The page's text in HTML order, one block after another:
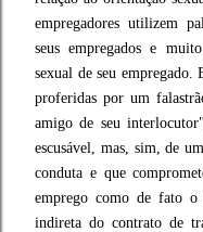
empregadores utilizem
seus empregados e
sexual de seu empregado.
proferidas por um
amigo de seu
escusável, mas, sim, de
conduta e que
emprego como de fato
indireta do contrato de